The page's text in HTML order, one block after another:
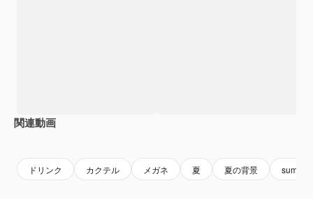
関連動画
ドリンク カクテル メガネ 夏 夏の背景 summer